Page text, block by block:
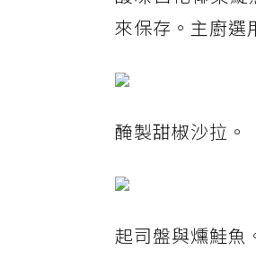
來保存。主廚選
醃製甜椒沙拉。
起司盤與燻鮭魚